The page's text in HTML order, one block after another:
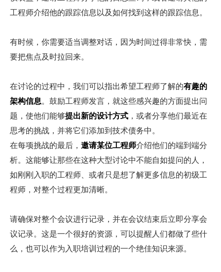
工程师介绍他的跟踪信息以及如何找到这样的跟踪信息。
有时候，你需要适当调整对话，因为时间过得非常快，需
要把焦点及时拉回来。
在讨论的过程中，我们可以指出希望工程师了解的有趣的
架构信息。鼓励工程师发言，就这些感兴趣的方面提出问
题，使他们能够提出新的设计方式 ，或者分享他们最近在
思考的挑战，并将它们添加到技术债务中。
在每项挑战的最后， 邀请某位工程师介绍他们的端到端分
析。这能够让那些在这种大型讨论中不能自如提问的人，
如刚刚入职的工程师、或者只是想了解更多信息的初级工
程师，对整个过程更加清晰。
请确保对整个会议进行记录，并在会议结束后立即分享会
议记录。这是一个很好的资源，可以提醒人们都做了些什
么，也可以作为入职培训过程的一个绝佳知识来源。